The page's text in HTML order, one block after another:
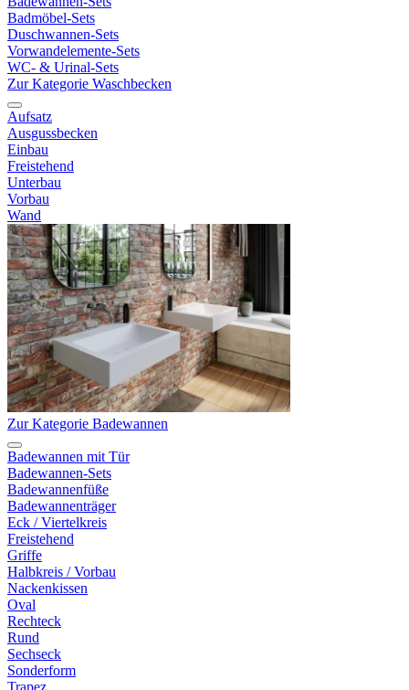
Badmöbel-Sets
Duschwannen-Sets
Vorwandelemente-Sets
WC- & Urinal-Sets
Zur Kategorie Waschbecken
Aufsatz
Ausgussbecken
Einbau
Freistehend
Unterbau
Vorbau
Wand
Zur Kategorie Badewannen
Badewannen mit Tür
Badewannen-Sets
Badewannenfüße
Badewannenträger
Eck / Viertelkreis
Freistehend
Griffe
Halbkreis / Vorbau
Nackenkissen
Oval
Rechteck
Rund
Sechseck
Sonderform